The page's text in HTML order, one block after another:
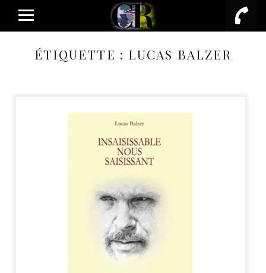
PRIMARY MENU
ÉTIQUETTE : LUCAS BALZER